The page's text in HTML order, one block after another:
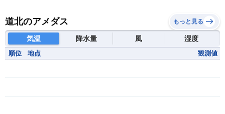
道北のアメダス もっと見る
気温 降水量 風 湿度
順位 地点 観測値